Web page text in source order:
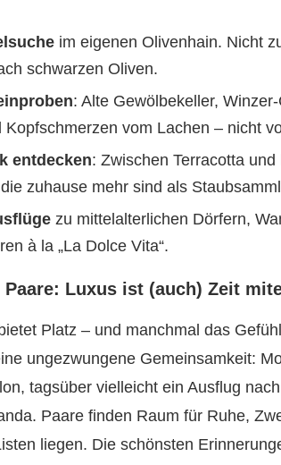
im eigenen Olivenhain. Nicht
schwarzen Oliven.
: Alte Gewölbekeller,
Kopfschmerzen vom Lachen – nicht
entdecken: Zwischen Terracotta
zuhause mehr sind als
zu mittelalterlichen Dörfern,
à la „La Dolce Vita“.
Luxus ist (auch) Zeit
Platz – und manchmal das
ungezwungene Gemeinsamkeit:
tagsüber vielleicht ein Ausflug
Paare finden Raum für Ruhe,
liegen. Die schönsten